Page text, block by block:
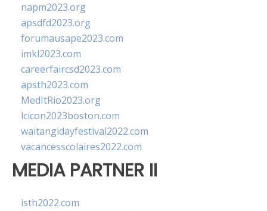
napm2023.org
apsdfd2023.org
forumausape2023.com
imkl2023.com
careerfaircsd2023.com
apsth2023.com
MedItRio2023.org
lcicon2023boston.com
waitangidayfestival2022.com
vacancesscolaires2022.com
MEDIA PARTNER II
isth2022.com